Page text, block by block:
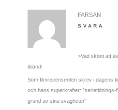
FARSAN
SVARA
>Vad skönt att
ibland!
Som filmrecensenten skrev i dagens
och hans superkrafter:
grund av sina svagheter”